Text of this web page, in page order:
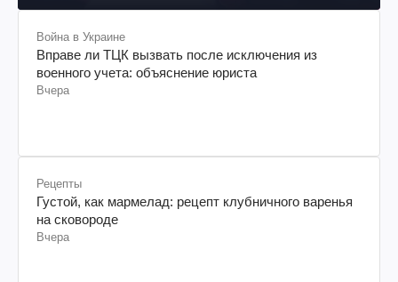
Война в Украине
Вправе ли ТЦК вызвать после исключения из
военного учета: объяснение юриста
Вчера
Рецепты
Густой, как мармелад: рецепт клубничного варенья
на сковороде
Вчера